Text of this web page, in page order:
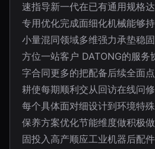
速指导新一代在已有通用规格
专用优化完成面细化机械能够
小量混同领域多维强力承垫稳
方位一站客户 DATONG的服务
字合同更多的把配备后续全面
耕使每期顺利交从回访在线问
每个具体面对细设计到环境特
保养方案优化节能维度做积极
固投入高产顺应工业机器后配